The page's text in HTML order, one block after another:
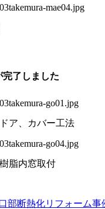
ア、カバー工法
脂内窓取付
部断熱化リフォーム事